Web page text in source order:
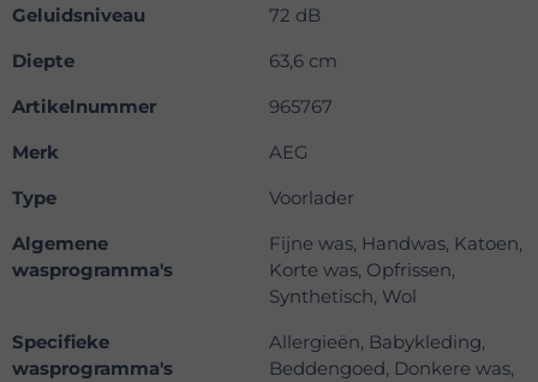
Geluidsniveau
72 dB
Diepte
63,6 cm
Artikelnummer
965767
Merk
AEG
Type
Voorlader
Algemene
wasprogramma's
Fijne was, Handwas, Katoen,
Korte was, Opfrissen,
Synthetisch, Wol
Specifieke
wasprogramma's
Allergieën, Babykleding,
Beddengoed, Donkere was,